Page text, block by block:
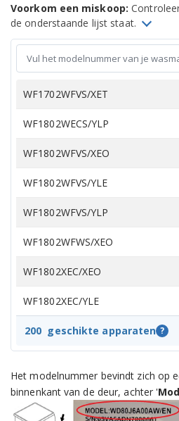
Voorkom een miskoop:
de onderstaande lijst staat.
WF1702WFVS/XET
WF1802WECS/YLP
WF1802WFVS/XEO
WF1802WFVS/YLE
WF1802WFVS/YLP
WF1802WFWS/XEO
WF1802XEC/XEO
WF1802XEC/YLE
WF1802XEC/YLP
WF70F5E0N2W/LE
200 geschikte apparaten ?
Het modelnummer bevindt zich op
binnenkant van de deur, achter '